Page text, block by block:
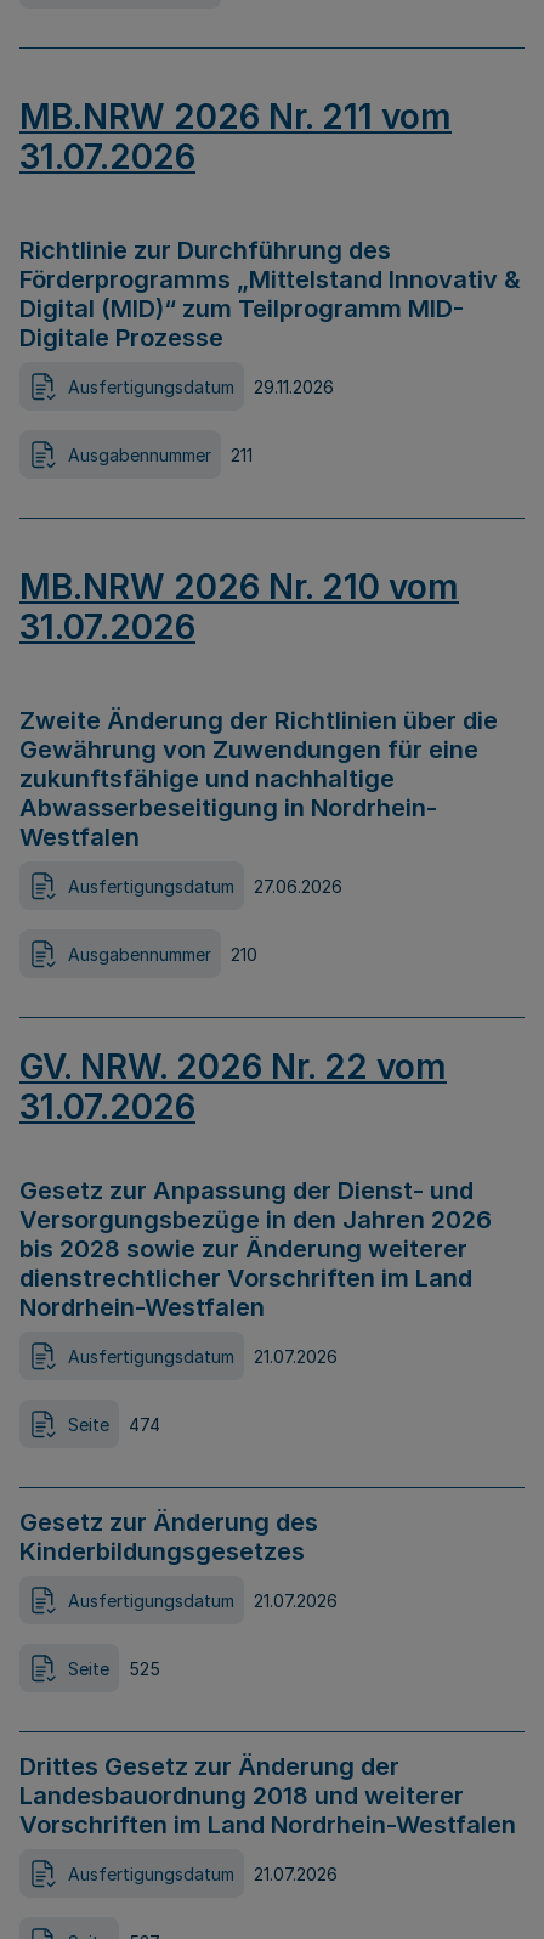
MB.NRW 2026 Nr. 211 vom
31.07.2026
Richtlinie zur Durchführung des
Förderprogramms „Mittelstand Innovativ &
Digital (MID)“ zum Teilprogramm MID-
Digitale Prozesse
Ausfertigungsdatum 29.11.2026
Ausgabennummer 211
MB.NRW 2026 Nr. 210 vom
31.07.2026
Zweite Änderung der Richtlinien über die
Gewährung von Zuwendungen für eine
zukunftsfähige und nachhaltige
Abwasserbeseitigung in Nordrhein-
Westfalen
Ausfertigungsdatum 27.06.2026
Ausgabennummer 210
GV. NRW. 2026 Nr. 22 vom
31.07.2026
Gesetz zur Anpassung der Dienst- und
Versorgungsbezüge in den Jahren 2026
bis 2028 sowie zur Änderung weiterer
dienstrechtlicher Vorschriften im Land
Nordrhein-Westfalen
Ausfertigungsdatum 21.07.2026
Seite 474
Gesetz zur Änderung des
Kinderbildungsgesetzes
Ausfertigungsdatum 21.07.2026
Seite 525
Drittes Gesetz zur Änderung der
Landesbauordnung 2018 und weiterer
Vorschriften im Land Nordrhein-Westfalen
Ausfertigungsdatum 21.07.2026